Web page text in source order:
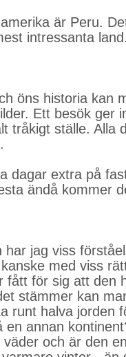
är Peru.
intressanta
öns historia kan
Ett besök ger
tråkigt ställe. Alla
dagar extra på
ändå kommer
jag viss
med viss
fått för sig att den
stämmer kan
runt halva jorden
en annan
och är den